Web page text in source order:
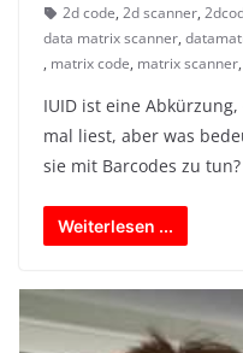
2d code, 2d scanner,
data matrix scanner,
, matrix code, matrix scanner,
IUID ist eine
mal liest, aber was
sie mit Barcodes zu tun?
Weiterlesen ...